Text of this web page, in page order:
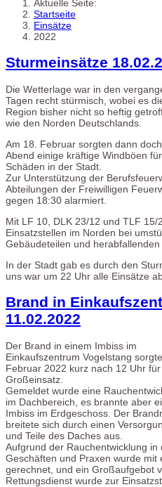
Aktuelle Seite:
Startseite
Einsätze
2022
Sturmeinsätze
Die Wetterlage war in den
Tagen recht stürmisch, wobei es
Region bisher nicht so heftig
wie den Norden Deutschlands.
Am 18. Februar sorgten dann
Abend einige kräftige Windböen für
Schäden in der Stadt.
Zur Unterstützung der
Abteilungen der Freiwilligen
gegen 18:30 alarmiert.
Mit LF 10, DLK 23/12 und TLF
Einsatzstellen im Norden bei
Gebäudeteilen und
In der Stadt gab es durch den
uns war um 22 Uhr alle Einsätze
Brand in
11.02.2022
Der Brand in einem Imbiss im
Einkaufszentrum Vogelstang sorgte
Februar 2022 kurz nach 12 Uhr
Großeinsatz.
Gemeldet wurde eine
im Dachbereich, es brannte aber
Imbiss im Erdgeschoss. Der
breitete sich durch einen
und Teile des Daches aus.
Aufgrund der Rauchentwicklung in
Geschäften und Praxen wurde mit
gerechnet, und ein Großaufgebot
Rettungsdienst wurde zur